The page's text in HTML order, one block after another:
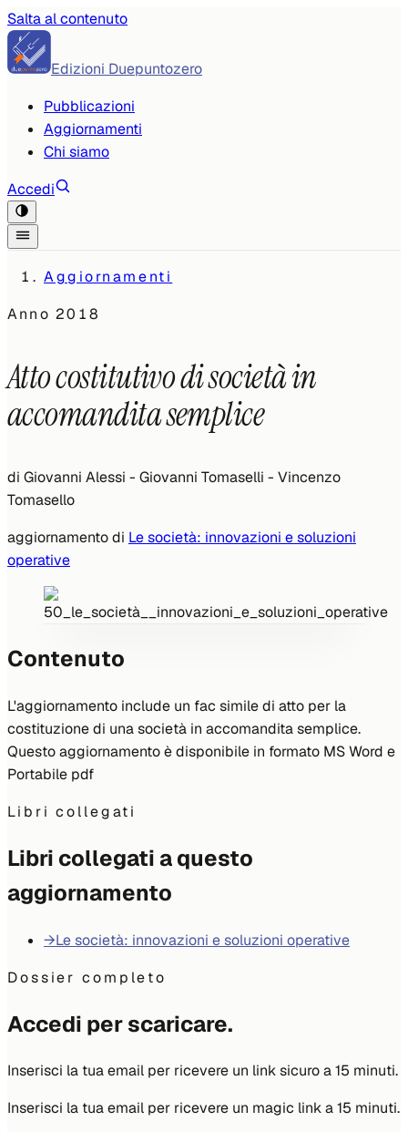
Salta al contenuto
Edizioni Duepuntozero
Pubblicazioni
Aggiornamenti
Chi siamo
Accedi
Aggiornamenti
Anno2018
Atto costitutivo di società in
accomandita semplice
di Giovanni Alessi - Giovanni Tomaselli - Vincenzo
Tomasello
aggiornamento di Le società: innovazioni e soluzioni
operative
Contenuto
L'aggiornamento include un fac simile di atto per la
costituzione di una società in accomandita semplice.
Questo aggiornamento è disponibile in formato MS Word e
Portabile pdf
Libri collegati
Libri collegati a questo
aggiornamento
→Le società: innovazioni e soluzioni operative
Dossier completo
Accedi per scaricare.
Inserisci la tua email per ricevere un link sicuro a 15 minuti.
Inserisci la tua email per ricevere un magic link a 15 minuti.